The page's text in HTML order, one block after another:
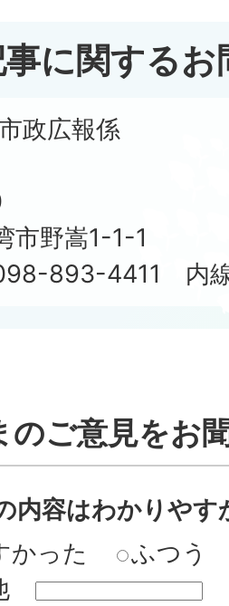
に関する
政広報係
市野嵩1-1-1
893-4411 内
のご意見をお
内容はわかりやす
かった
ふつう